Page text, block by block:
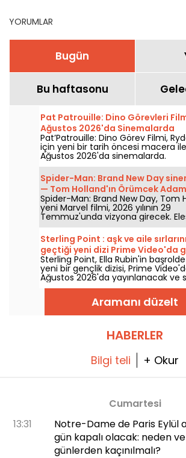
YORUMLAR
Bugün
Bu haftasonu
Pat Patrouille: Dino Görevleri
Ağustos 2026'da Sinemalarda
Pat’Patrouille: Dino Görev Filmi,
için yeni bir tarih öncesi macera
Ağustos 2026'da sinemalarda.
Spider-Man: Brand New Day
— Tom Holland'ın Örümcek
dönüşüne dair spoiler içermeyen
incelememiz
Spider-Man: Brand New Day, Tom
yeni Marvel filmi, 2026 yılının 29
Temmuz'unda vizyona girecek.
keşfedin!
Sterling Point : aşk ve aile
geçtiği yeni dizi Prime Video'da
Sterling Point, Ella Rubin'in
yeni bir gençlik dizisi, Prime
Ağustos 2026'da yayınlanacak ve
bölümden oluşuyor.
Aramanı düzelt
HABERLER
Bilgi teli + Okur
Cumartesi
13:31
Notre-Dame de Paris Eylül
gün kapalı olacak: neden
günlerden kaçınılmalı?